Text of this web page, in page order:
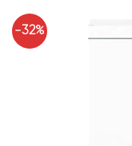
-32%